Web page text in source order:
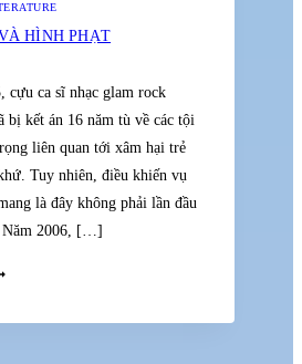
HÌNH PHẠT
cựu ca sĩ nhạc glam rock
bị kết án 16 năm tù về các tội
liên quan tới xâm hại trẻ
Tuy nhiên, điều khiến vụ
là đây không phải lần đầu
Năm 2006, […]